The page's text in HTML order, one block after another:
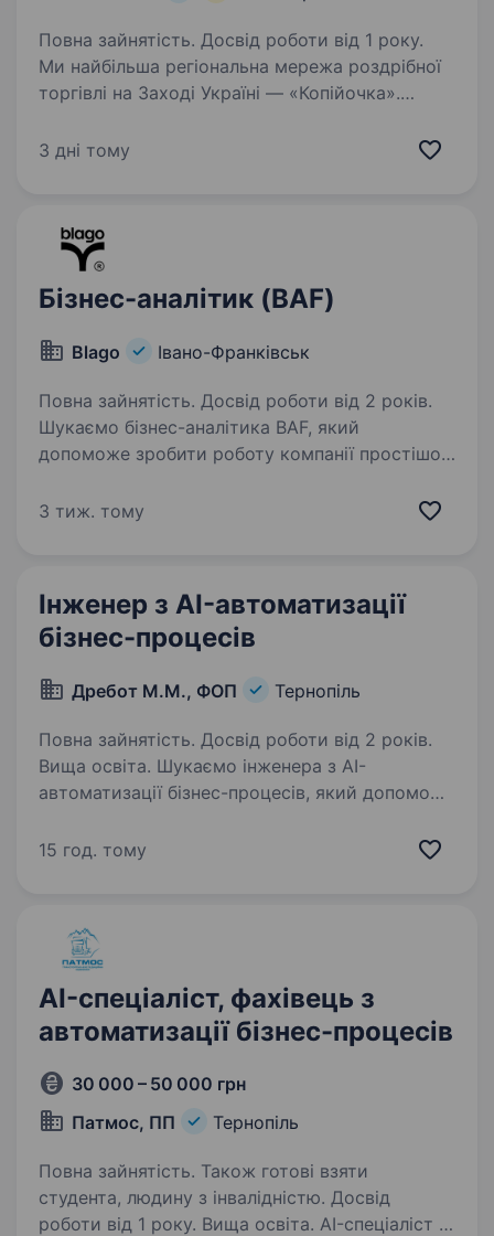
Повна зайнятість. Досвід роботи від 1 року.
Ми найбільша регіональна мережа роздрібної
торгівлі на Заході Україні — «Копійочка».
понад 450 магазинів! В IT-департаменті
3 дні тому
Бізнес-аналітик (BAF)
Blago Івано-Франківськ
Повна зайнятість. Досвід роботи від 2 років.
Шукаємо бізнес-аналітика BAF, який
допоможе зробити роботу компанії простішою
спілкуватися з працівниками та розбиратися в
3 тиж. тому
Інженер з AI-автоматизації
бізнес-процесів
Дребот М.М., ФОП Тернопіль
Повна зайнятість. Досвід роботи від 2 років.
Вища освіта. Шукаємо інженера з AI-
автоматизації бізнес-процесів, який допоможе
автоматизувати ручні операції та інтегрувати
15 год. тому
AI-спеціаліст, фахівець з
автоматизації бізнес-процесів
30 000 – 50 000 грн
Патмос, ПП
Тернопіль
Повна зайнятість. Також готові взяти
студента, людину з інвалідністю. Досвід
роботи від 1 року. Вища освіта. AI-спеціаліст /